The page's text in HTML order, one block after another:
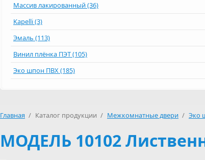
Массив лакированный (36)
Kapelli (3)
Эмаль (113)
Винил плёнка ПЭТ (105)
Эко шпон ПВХ (185)
Главная / Каталог продукции / Межкомнатные двери / Эко
МОДЕЛЬ 10102